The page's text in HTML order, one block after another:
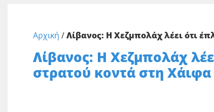
Αρχική /Λίβανος: Η Χεζμπολάχ λέει ότι
Λίβανος: Η Χεζμπολάχ
στρατού κοντά στη Χάιφα